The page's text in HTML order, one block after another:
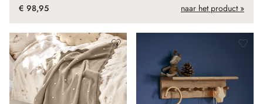
€ 98,95 naar het product »